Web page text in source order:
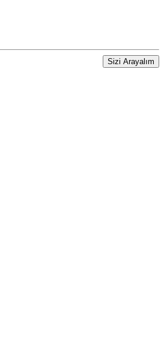
Sizi Arayalım